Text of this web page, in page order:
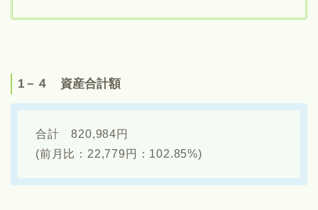
1－４ 資産合計額
合計 820,984円
(前月比：22,779円：102.85%)